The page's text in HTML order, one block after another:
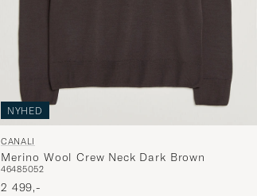
NYHED
CANALI
Merino Wool Crew Neck Dark Brown
46485052
2 499,-